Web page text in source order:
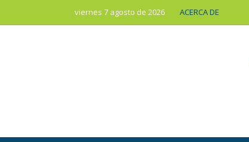
viernes 7 agosto de 2026 ACERCA DE